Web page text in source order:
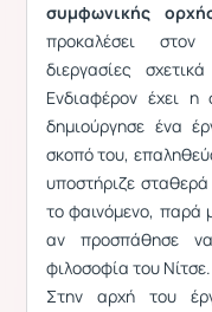
συμφωνικής
προκαλέσει στον
διεργασίες
Ενδιαφέρον έχει
δημιούργησε ένα
σκοπό του,
υποστήριζε
το φαινόμενο, παρά
αν προσπάθησε
φιλοσοφία του Νίτσε.
Στην αρχή του